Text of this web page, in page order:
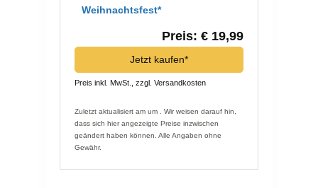
Weihnachtsfest*
Preis: € 19,99
Jetzt kaufen*
Preis inkl. MwSt., zzgl. Versandkosten
Zuletzt aktualisiert am um . Wir weisen darauf hin,
dass sich hier angezeigte Preise inzwischen
geändert haben können. Alle Angaben ohne
Gewähr.